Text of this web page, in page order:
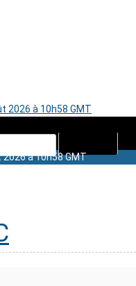
2026 à 10h58 GMT
à 10h58 GMT